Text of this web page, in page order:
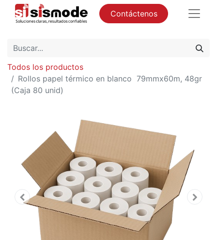
Contáctenos
Todos los productos
Rollos papel térmico en blanco 79mmx60m, 48gr
(Caja 80 unid)